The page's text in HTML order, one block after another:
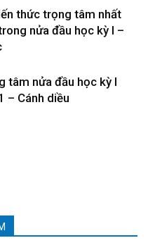
thức trọng tâm nhất
nửa đầu học kỳ I –
tâm nửa đầu học kỳ I
– Cánh diều